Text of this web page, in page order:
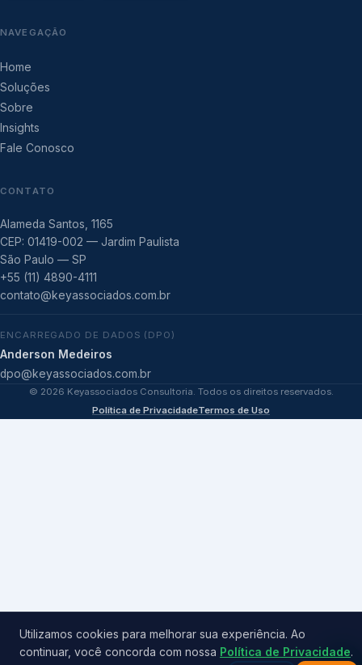
NAVEGAÇÃO
Home
Soluções
Sobre
Insights
Fale Conosco
CONTATO
Alameda Santos, 1165
CEP: 01419-002 — Jardim Paulista
São Paulo — SP
+55 (11) 4890-4111
contato@keyassociados.com.br
ENCARREGADO DE DADOS (DPO)
Anderson Medeiros
dpo@keyassociados.com.br
© 2026 Keyassociados Consultoria. Todos os direitos reservados.
Política de PrivacidadeTermos de Uso
Utilizamos cookies para melhorar sua experiência. Ao
continuar, você concorda com nossa Política de Privacidade.